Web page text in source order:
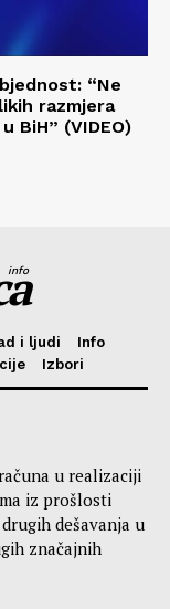
“Ne
razmjera
BiH” (VIDEO)
info
i ljudi
Info
Izbori
u realizaciji
iz prošlosti
dešavanja u
značajnih